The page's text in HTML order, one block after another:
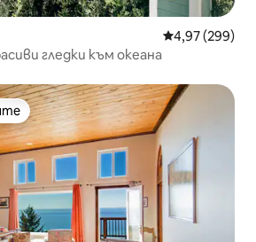
Средна
4,97 (299)
гледки към океана
на гостите